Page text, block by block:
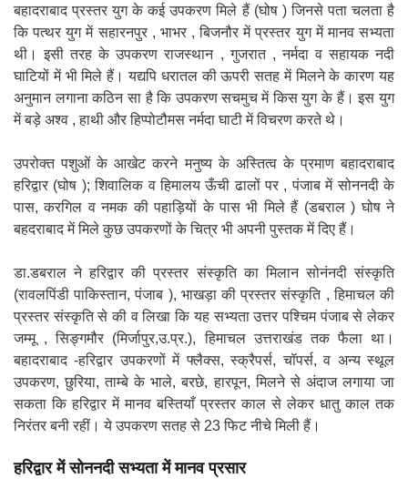
बहादराबाद प्रस्तर युग के कई उपकरण मिले हैं (घोष ) जिनसे पता चलता है
कि पत्थर युग में सहारनपुर , भाभर , बिजनौर में प्रस्तर युग में मानव सभ्यता
थी। इसी तरह के उपकरण राजस्थान , गुजरात , नर्मदा व सहायक नदी
घाटियों में भी मिले हैं। यद्यपि धरातल की ऊपरी सतह में मिलने के कारण यह
अनुमान लगाना कठिन सा है कि उपकरण सचमुच में किस युग के हैं। इस युग
में बड़े अश्व , हाथी और हिप्पोटौमस नर्मदा घाटी में विचरण करते थे।
उपरोक्त पशुओं के आखेट करने मनुष्य के अस्तित्व के प्रमाण बहादराबाद
हरिद्वार (घोष ); शिवालिक व हिमालय ऊँची ढालों पर , पंजाब में सोननदी के
पास, करगिल व नमक की पहाड़ियों के पास भी मिले हैं (डबराल ) घोष ने
बहदराबाद में मिले कुछ उपकरणों के चित्र भी अपनी पुस्तक में दिए हैं।
डा.डबराल ने हरिद्वार की प्रस्तर संस्कृति का मिलान सोनंनदी संस्कृति
(रावलपिंडी पाकिस्तान, पंजाब ), भाखड़ा की प्रस्तर संस्कृति , हिमाचल की
प्रस्तर संस्कृति से की व लिखा कि यह सभ्यता उत्तर पश्चिम पंजाब से लेकर
जम्मू , सिङ्गमौर (मिर्जापुर,उ.प्र.), हिमाचल उत्तराखंड तक फैला था।
बहादराबाद -हरिद्वार उपकरणों में फ्लैक्स, स्क्रैपर्स, चॉपर्स, व अन्य स्थूल
उपकरण, छुरिया, ताम्बे के भाले, बरछे, हारपून, मिलने से अंदाज लगाया जा
सकता कि हरिद्वार में मानव बस्तियाँ प्रस्तर काल से लेकर धातु काल तक
निरंतर बनी रहीं। ये उपकरण सतह से 23 फिट नीचे मिली हैं।
हरिद्वार में सोननदी सभ्यता में मानव प्रसार